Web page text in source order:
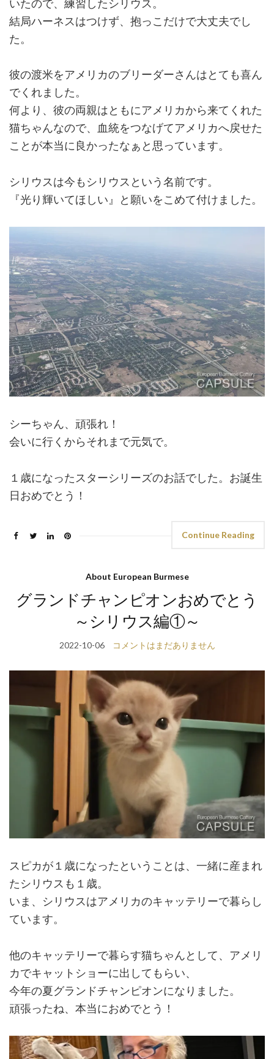
いたので、練習したシリウス。
結局ハーネスはつけず、抱っこだけで大丈夫でし
た。
彼の渡米をアメリカのブリーダーさんはとても喜ん
でくれました。
何より、彼の両親はともにアメリカから来てくれた
猫ちゃんなので、血統をつなげてアメリカへ戻せた
ことが本当に良かったなぁと思っています。
シリウスは今もシリウスという名前です。
『光り輝いてほしい』と願いをこめて付けました。
シーちゃん、頑張れ！
会いに行くからそれまで元気で。
１歳になったスターシリーズのお話でした。お誕生
日おめでとう！
Continue Reading
About European Burmese
グランドチャンピオンおめでとう
～シリウス編①～
2022-10-06 コメントはまだありません
スピカが１歳になったということは、一緒に産まれ
たシリウスも１歳。
いま、シリウスはアメリカのキャッテリーで暮らし
ています。
他のキャッテリーで暮らす猫ちゃんとして、アメリ
カでキャットショーに出してもらい、
今年の夏グランドチャンピオンになりました。
頑張ったね、本当におめでとう！